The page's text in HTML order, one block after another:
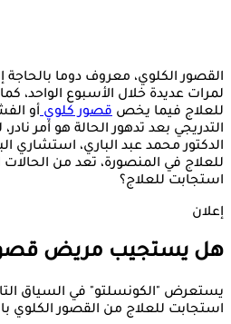
القصور الكلوي، معروف دوما بالحاجة
لمرات عديدة خلال الأسبوع الواحد،
للعلاج فيما يخص قصور كلويأو
التدريجي بعد تدهور الحالة هو أمر
الدكتور محمد عبد الباري، استشاري
للعلاج في المنصورة، تعد من
استجابت للعلاج؟
إعلان
هل يستجيب مريض قصور
يستعرض "الكونسلتو" في السياق
استجابت للعلاج من القصور الكلوي